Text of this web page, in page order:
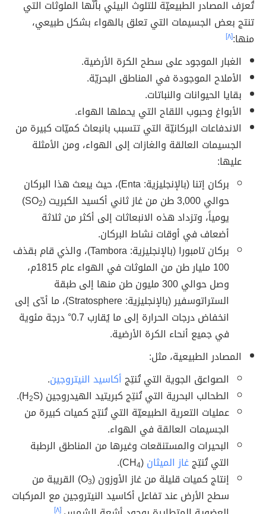
تُعرَف المصادر الطبيعيّة للتلوث البيئي بأنّها الملوثات التي
تنتج بعض الجسيمات التي تعلق بالهواء بشكل طبيعي،
منها:[٨]
الغبار الموجود على سطح الكرة الأرضية.
الأملاح الموجودة في المناطق البحريّة.
بقايا الحيوانات والنباتات.
الأبواغ وحبوب اللقاح التي يحملها الهواء.
الاندفاعات البركانيّة التي تتسبب بانبعاث كميّات كبيرة من
الجسيمات العالقة والغازات إلى الهواء، ومن الأمثلة
عليها:
بركان إتنا (بالإنجليزية: Enta)، حيث يبعث هذا البركان
حوالي 3,000 طن من غاز ثاني أكسيد الكبريت (SO
2
)
يومياً، وتزداد هذه الانبعاثات إلى أكثر من ثلاثة
أضعاف في أوقات نشاط البركان.
بركان تامبورا (بالإنجليزية: Tambora)، والذي قام بقذف
100 مليار طن من الملوثات في الهواء عام 1815م،
وصل حوالي 300 مليون طن منها إلى طبقة
الستراتوسفير (بالإنجليزية: Stratosphere)، ما أدّى إلى
انخفاض درجات الحرارة إلى ما يُقارب 0.7° درجة مئوية
في جميع أنحاء الكرة الأرضية.
المصادر الطبيعية، مثل:
الصواعق الجوية التي تُنتِجأكاسيد النيتروجين.
الطحالب البحرية التي تُنتِج كبريتيد الهيدروجين (H 2S).
عمليات التعرية الطبيعيّة التي تُنتِج كميات كبيرة من
الجسيمات العالقة في الهواء.
البحيرات والمستنقعات وغيرها من المناطق الرطبة
التي تُنتِجغاز الميثان(CH
4
).
إنتاج كميات قليلة من غاز الأوزون (O3 ) القريبة من
سطح الأرض عند تفاعل أكاسيد النيتروجين مع المركبات
[٨]